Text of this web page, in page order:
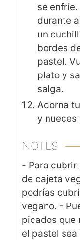
se
durante
un
bordes
pastel.
plato y
salga.
Adorna
y nueces
NOTES
- Para cubrir
de cajeta
podrías
vegano. -
picados que
el pastel